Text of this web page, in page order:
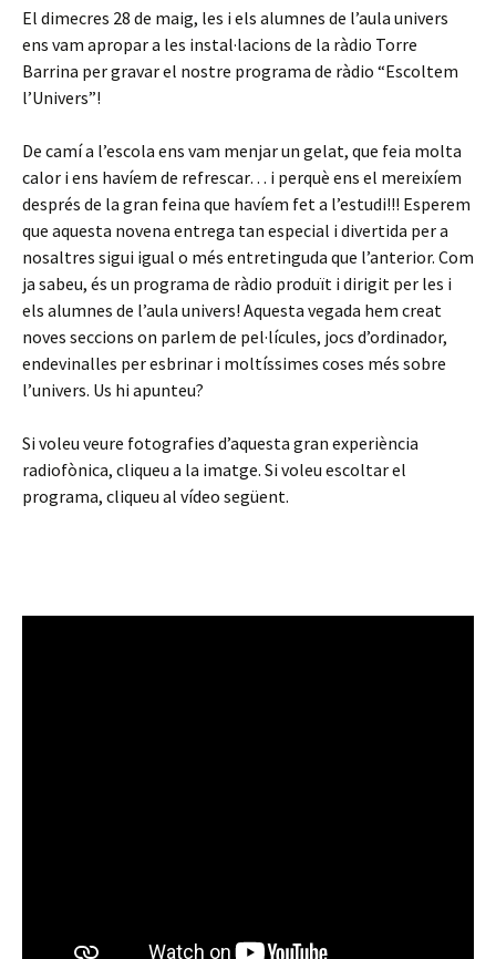
El dimecres 28 de maig, les i els alumnes de l’aula univers
ens vam apropar a les instal·lacions de la ràdio Torre
Barrina per gravar el nostre programa de ràdio “Escoltem
l’Univers”!
De camí a l’escola ens vam menjar un gelat, que feia molta
calor i ens havíem de refrescar… i perquè ens el mereixíem
després de la gran feina que havíem fet a l’estudi!!! Esperem
que aquesta novena entrega tan especial i divertida per a
nosaltres sigui igual o més entretinguda que l’anterior. Com
ja sabeu, és un programa de ràdio produït i dirigit per les i
els alumnes de l’aula univers! Aquesta vegada hem creat
noves seccions on parlem de pel·lícules, jocs d’ordinador,
endevinalles per esbrinar i moltíssimes coses més sobre
l’univers. Us hi apunteu?
Si voleu veure fotografies d’aquesta gran experiència
radiofònica, cliqueu a la imatge. Si voleu escoltar el
programa, cliqueu al vídeo següent.